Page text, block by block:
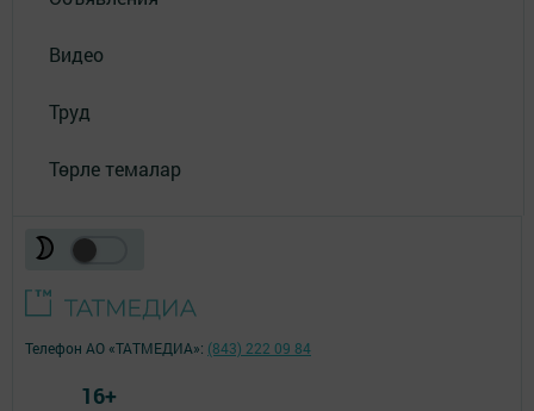
Видео
Труд
Төрле темалар
Телефон АО «ТАТМЕДИА»: (843) 222 09 84
16+